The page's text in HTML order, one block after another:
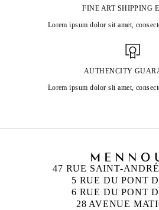
FINE ART SHIPPING
Lorem ipsum dolor sit amet,
AUTHENCITY
Lorem ipsum dolor sit amet,
47 RUE SAINT-
5 RUE DU PONT
6 RUE DU PONT
28 AVENUE